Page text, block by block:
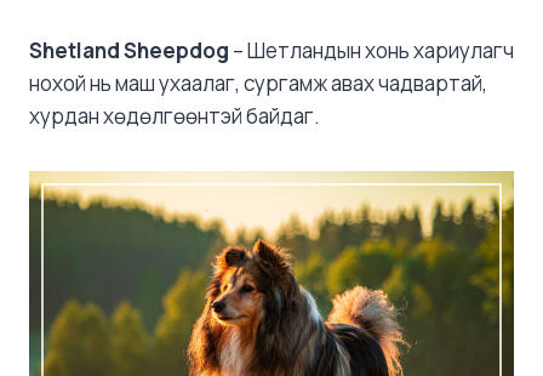
Shetland Sheepdog – Шетландын хонь хариулагч
нохой нь маш ухаалаг, сургамж авах чадвартай,
хурдан хөдөлгөөнтэй байдаг.